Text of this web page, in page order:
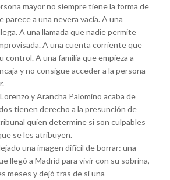
mayor no siempre tiene la forma de
parece a una nevera vacía. A una
A una llamada que nadie permite
A una cuenta corriente que
control. A una familia que empieza a
y no consigue acceder a la persona
y Arancha Palomino acaba de
tienen derecho a la presunción de
quien determine si son culpables
se les atribuyen.
una imagen difícil de borrar: una
llegó a Madrid para vivir con su sobrina,
meses y dejó tras de sí una